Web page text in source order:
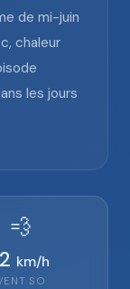
de mi-juin
chaleur
les jours
💨
km/h
SO